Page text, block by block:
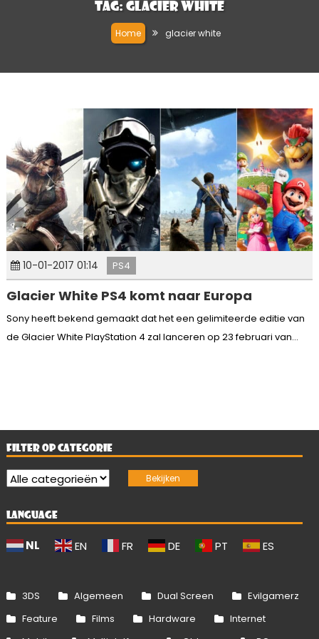
Tag: glacier white
Home glacier white
10-01-2017 01:14 PS4
Glacier White PS4 komt naar Europa
Sony heeft bekend gemaakt dat het een gelimiteerde editie van
de Glacier White PlayStation 4 zal lanceren op 23 februari van...
FILTER OP CATEGORIE
LANGUAGE
NL EN FR DE PT ES
3DS Algemeen Dual Screen
Evilgamerz
Feature
Films Hardware
Internet